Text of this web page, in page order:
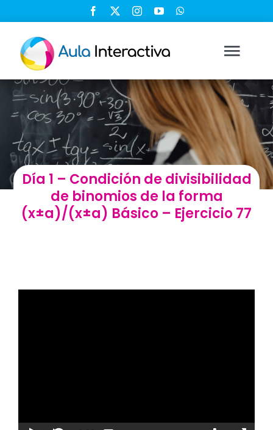
contenido
Ingresar
Registrarse
Nosotros
Soluciones
Día 1 – Condición de divisibilidad
de binomios de la forma
(x±a)/(x±a) Básico – Ejercicio 77